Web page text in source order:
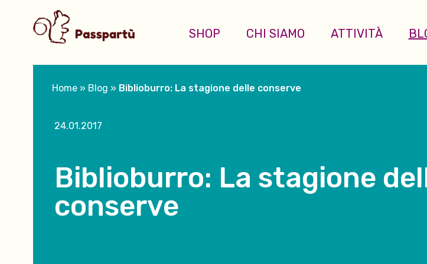
SHOP CHI SIAMO ATTIVITÀ
Home » Blog » Biblioburro: La stagione delle conserve
24.01.2017
Biblioburro: La stagione
conserve